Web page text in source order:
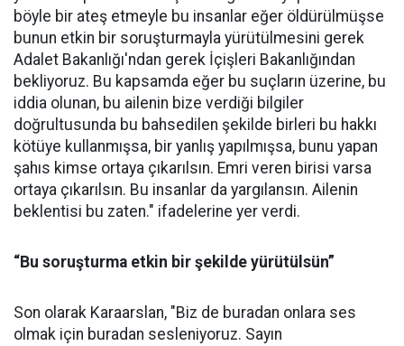
böyle bir ateş etmeyle bu insanlar eğer öldürülmüşse
bunun etkin bir soruşturmayla yürütülmesini gerek
Adalet Bakanlığı'ndan gerek İçişleri Bakanlığından
bekliyoruz. Bu kapsamda eğer bu suçların üzerine, bu
iddia olunan, bu ailenin bize verdiği bilgiler
doğrultusunda bu bahsedilen şekilde birleri bu hakkı
kötüye kullanmışsa, bir yanlış yapılmışsa, bunu yapan
şahıs kimse ortaya çıkarılsın. Emri veren birisi varsa
ortaya çıkarılsın. Bu insanlar da yargılansın. Ailenin
beklentisi bu zaten." ifadelerine yer verdi.
“Bu soruşturma etkin bir şekilde yürütülsün”
Son olarak Karaarslan, "Biz de buradan onlara ses
olmak için buradan sesleniyoruz. Sayın